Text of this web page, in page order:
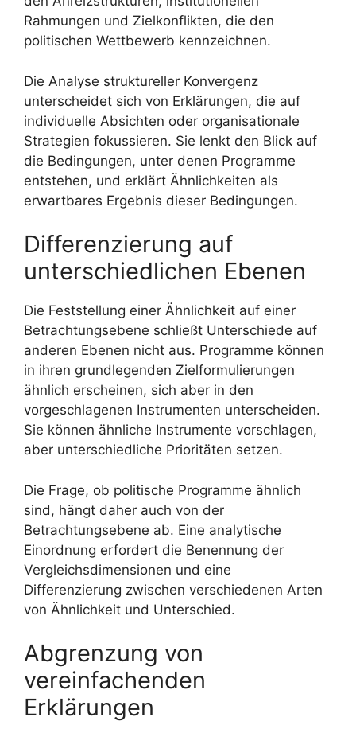
Rahmungen und Zielkonflikten, die den
politischen Wettbewerb kennzeichnen.
Die Analyse struktureller Konvergenz
unterscheidet sich von Erklärungen, die auf
individuelle Absichten oder organisationale
Strategien fokussieren. Sie lenkt den Blick auf
die Bedingungen, unter denen Programme
entstehen, und erklärt Ähnlichkeiten als
erwartbares Ergebnis dieser Bedingungen.
Differenzierung auf
unterschiedlichen Ebenen
Die Feststellung einer Ähnlichkeit auf einer
Betrachtungsebene schließt Unterschiede auf
anderen Ebenen nicht aus. Programme können
in ihren grundlegenden Zielformulierungen
ähnlich erscheinen, sich aber in den
vorgeschlagenen Instrumenten unterscheiden.
Sie können ähnliche Instrumente vorschlagen,
aber unterschiedliche Prioritäten setzen.
Die Frage, ob politische Programme ähnlich
sind, hängt daher auch von der
Betrachtungsebene ab. Eine analytische
Einordnung erfordert die Benennung der
Vergleichsdimensionen und eine
Differenzierung zwischen verschiedenen Arten
von Ähnlichkeit und Unterschied.
Abgrenzung von
vereinfachenden
Erklärungen